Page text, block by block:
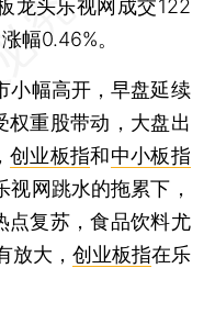
头乐视网成交122
幅0.46%。
幅高开，早盘延续
权重股带动，大盘出
创业板指和中小板指
视网跳水的拖累下，
点复苏，食品饮料尤
放大， 创业板指在乐